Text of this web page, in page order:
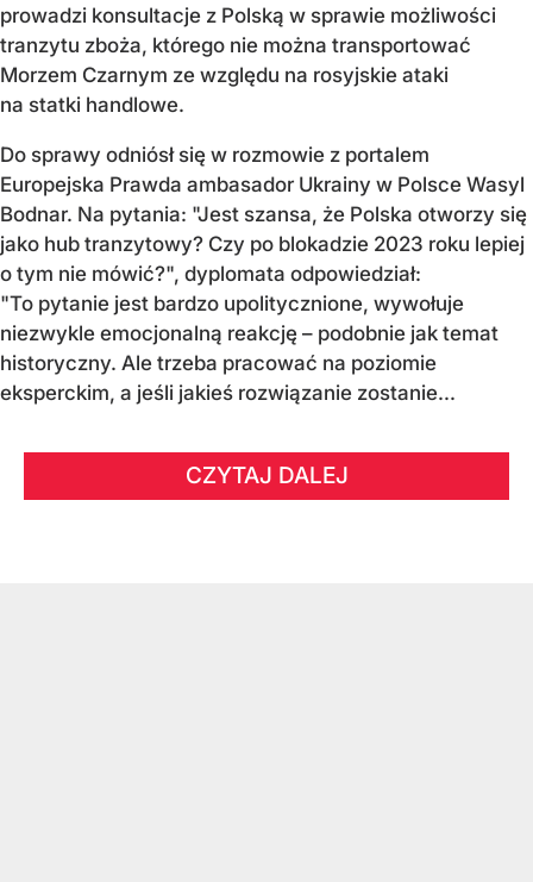
prowadzi konsultacje z Polską w sprawie możliwości
tranzytu zboża, którego nie można transportować
Morzem Czarnym ze względu na rosyjskie ataki
na statki handlowe.
Do sprawy odniósł się w rozmowie z portalem
Europejska Prawda ambasador Ukrainy w Polsce Wasyl
Bodnar. Na pytania: "Jest szansa, że Polska otworzy się
jako hub tranzytowy? Czy po blokadzie 2023 roku lepiej
o tym nie mówić?", dyplomata odpowiedział:
"To pytanie jest bardzo upolitycznione, wywołuje
niezwykle emocjonalną reakcję – podobnie jak temat
historyczny. Ale trzeba pracować na poziomie
eksperckim, a jeśli jakieś rozwiązanie zostanie...
CZYTAJ DALEJ